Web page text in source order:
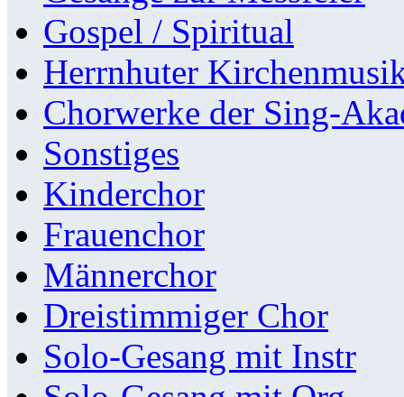
Gospel / Spiritual
Herrnhuter
Chorwerke der Sing-
Sonstiges
Kinderchor
Frauenchor
Männerchor
Dreistimmiger Chor
Solo-Gesang mit Instr